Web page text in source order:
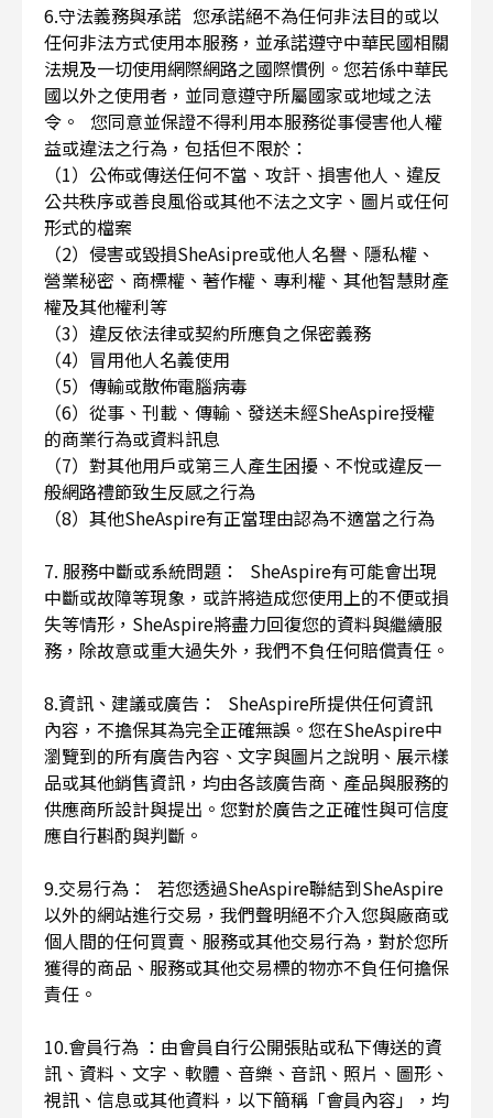
6.守法義務與承諾 您承諾絕不為任何非法目的或以
任何非法方式使用本服務，並承諾遵守中華民國相關
法規及一切使用網際網路之國際慣例。您若係中華民
國以外之使用者，並同意遵守所屬國家或地域之法
令。 您同意並保證不得利用本服務從事侵害他人權
益或違法之行為，包括但不限於：
（1）公佈或傳送任何不當、攻訐、損害他人、違反
公共秩序或善良風俗或其他不法之文字、圖片或任何
形式的檔案
（2）侵害或毀損SheAsipre或他人名譽、隱私權、
營業秘密、商標權、著作權、專利權、其他智慧財產
權及其他權利等
（3）違反依法律或契約所應負之保密義務
（4）冒用他人名義使用
（5）傳輸或散佈電腦病毒
（6）從事、刊載、傳輸、發送未經SheAspire授權
的商業行為或資料訊息
（7）對其他用戶或第三人產生困擾、不悅或違反一
般網路禮節致生反感之行為
（8）其他SheAspire有正當理由認為不適當之行為
7. 服務中斷或系統問題： SheAspire有可能會出現
中斷或故障等現象，或許將造成您使用上的不便或損
失等情形，SheAspire將盡力回復您的資料與繼續服
務，除故意或重大過失外，我們不負任何賠償責任。
8.資訊、建議或廣告： SheAspire所提供任何資訊
內容，不擔保其為完全正確無誤。您在SheAspire中
瀏覽到的所有廣告內容、文字與圖片之說明、展示樣
品或其他銷售資訊，均由各該廣告商、產品與服務的
供應商所設計與提出。您對於廣告之正確性與可信度
應自行斟酌與判斷。
9.交易行為： 若您透過SheAspire聯結到SheAspire
以外的網站進行交易，我們聲明絕不介入您與廠商或
個人間的任何買賣、服務或其他交易行為，對於您所
獲得的商品、服務或其他交易標的物亦不負任何擔保
責任。
10.會員行為 ：由會員自行公開張貼或私下傳送的資
訊、資料、文字、軟體、音樂、音訊、照片、圖形、
視訊、信息或其他資料，以下簡稱「會員內容」，均